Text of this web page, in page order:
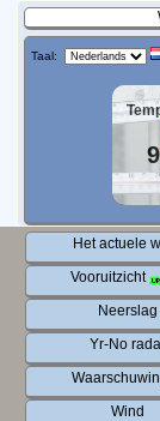
Taal:
Het actuele
Vooruitzicht
Neerslag
Yr-No
Wind